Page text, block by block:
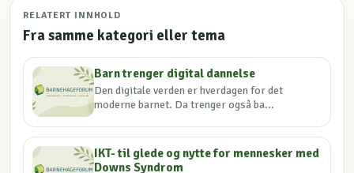
RELATERT INNHOLD
Fra samme kategori eller tema
Barn trenger digital dannelse
Den digitale verden er hverdagen for det
moderne barnet. Da trenger også ba...
IKT- til glede og nytte for mennesker med
Downs Syndrom